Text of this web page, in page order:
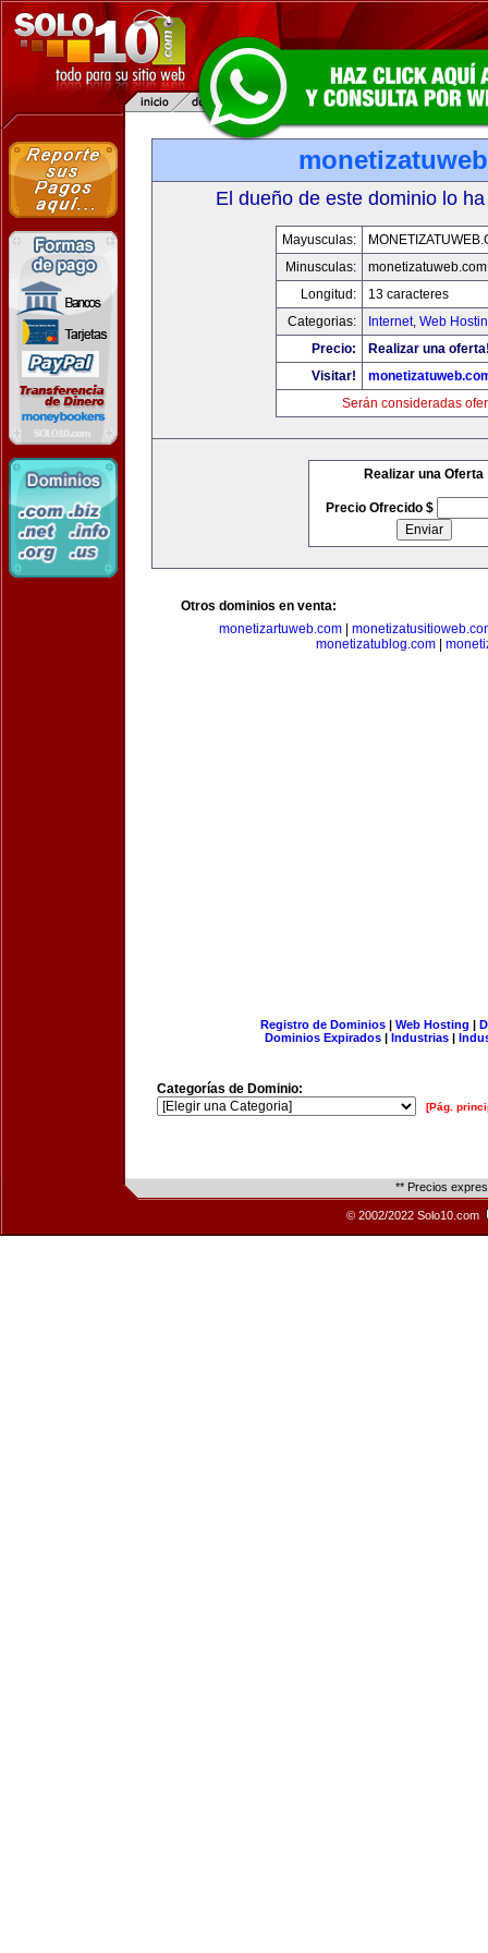
El dueño de este dominio lo
Mayusculas:
Minusculas:
monetizatuweb.com
Longitud:
13 caracteres
Categorias:
Internet, Web
Precio:
Realizar una
Visitar!
Serán consideradas
Realizar una Oferta
Precio Ofrecido $
Otros dominios en venta:
monetizartuweb.com|
monetizatublog.com|
Registro de Dominios| Web Hosting |
Dominios Expirados | Industrias |
Categorías de Dominio:
[Pág.
** Precios
© 2002/2022 Solo10.com